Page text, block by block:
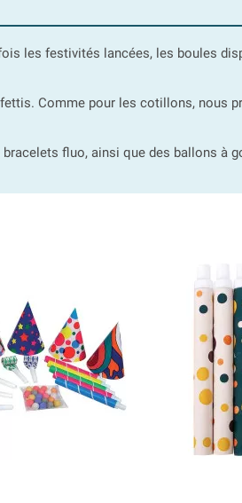
les festivités lancées, les boules
Comme pour les cotillons, nous
fluo, ainsi que des ballons à